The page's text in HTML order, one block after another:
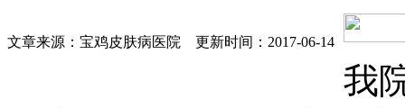
文章来源：宝鸡皮肤病医院 更新时间：2017-06-14
我